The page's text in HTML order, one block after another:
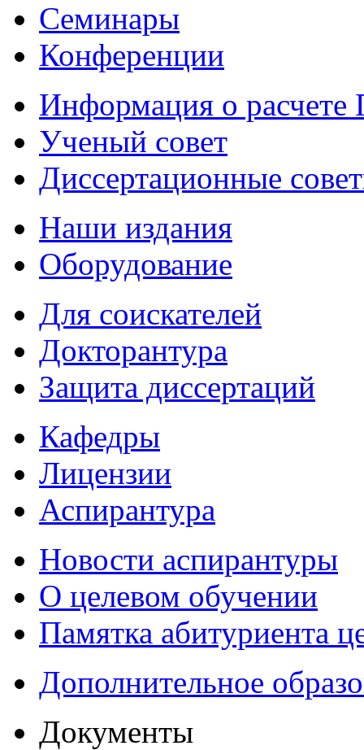
Семинары
Конференции
Информация о
Ученый совет
Диссертационные
Наши издания
Оборудование
Для соискателей
Докторантура
Защита диссертаций
Кафедры
Лицензии
Аспирантура
Новости аспирантуры
О целевом обучении
Памятка абитуриента
Дополнительное
Документы